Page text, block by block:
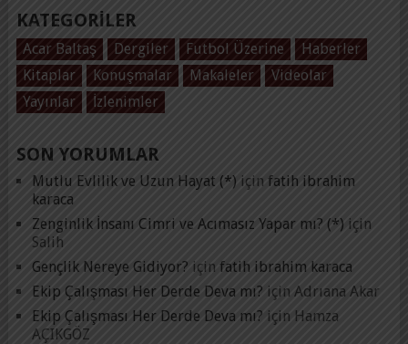
KATEGORILER
Acar Baltaş Dergiler Futbol Üzerine
Haberler
Kitaplar
Konuşmalar Makaleler
Videolar
Yayınlar
İzlenimler
SON YORUMLAR
Mutlu Evlilik ve Uzun Hayat (*) için fatih ibrahim
karaca
Zenginlik İnsanı Cimri ve Acımasız Yapar mı? (*) için
Salih
Gençlik Nereye Gidiyor? için fatih ibrahim karaca
Ekip Çalışması Her Derde Deva mı? için Adrıana Akar
Ekip Çalışması Her Derde Deva mı? için Hamza
AÇIKGÖZ